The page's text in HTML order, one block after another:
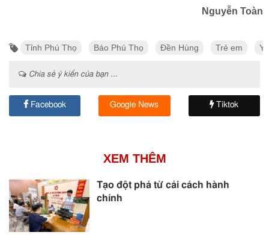
Nguyễn Toàn
Tỉnh Phú Thọ Báo Phú Thọ Đền Hùng Trẻ em
Chia sẻ ý kiến của bạn ...
Facebook Google News Tiktok
XEM THÊM
Tạo đột phá từ cải cách hành
chính